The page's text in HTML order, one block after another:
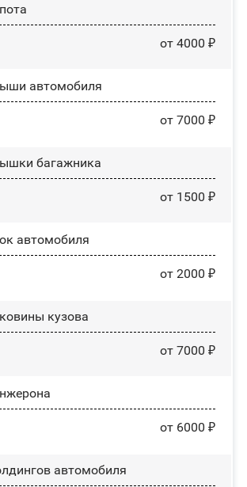
от 4000 ₽
автомобиля
от 7000 ₽
багажника
от 1500 ₽
автомобиля
от 2000 ₽
кузова
от 7000 ₽
от 6000 ₽
автомобиля